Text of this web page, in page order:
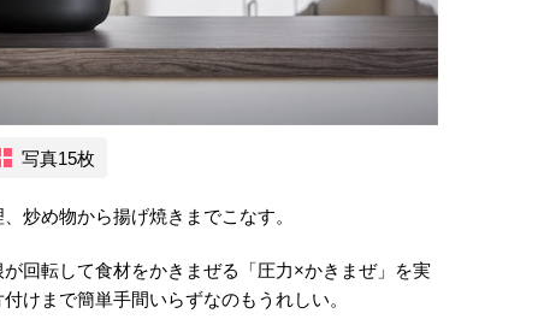
写真15枚
炒め物から揚げ焼きまでこなす。
回転して食材をかきまぜる「圧力×かきまぜ」を実
けまで簡単手間いらずなのもうれしい。